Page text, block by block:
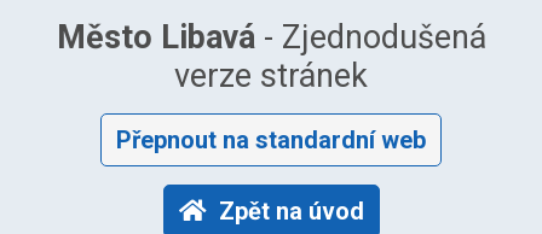
Město Libavá- Zjednodušená
verze stránek
Přepnout na standardní web
Zpět na úvod